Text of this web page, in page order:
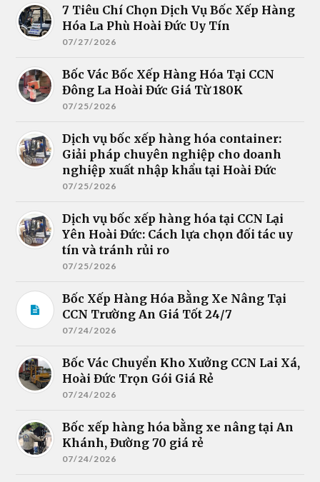
7 Tiêu Chí Chọn Dịch Vụ Bốc Xếp Hàng
Hóa La Phù Hoài Đức Uy Tín
07/27/2026
Bốc Vác Bốc Xếp Hàng Hóa Tại CCN
Đông La Hoài Đức Giá Từ 180K
07/25/2026
Dịch vụ bốc xếp hàng hóa container:
Giải pháp chuyên nghiệp cho doanh
nghiệp xuất nhập khẩu tại Hoài Đức
07/25/2026
Dịch vụ bốc xếp hàng hóa tại CCN Lại
Yên Hoài Đức: Cách lựa chọn đối tác uy
tín và tránh rủi ro
07/25/2026
Bốc Xếp Hàng Hóa Bằng Xe Nâng Tại
CCN Trường An Giá Tốt 24/7
07/24/2026
Bốc Vác Chuyển Kho Xưởng CCN Lai Xá,
Hoài Đức Trọn Gói Giá Rẻ
07/24/2026
Bốc xếp hàng hóa bằng xe nâng tại An
Khánh, Đường 70 giá rẻ
07/24/2026